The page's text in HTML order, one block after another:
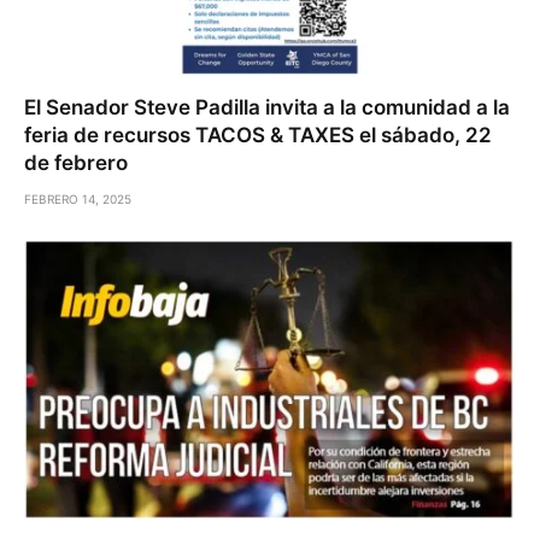
El Senador Steve Padilla invita a la comunidad a la
feria de recursos TACOS & TAXES el sábado, 22
de febrero
FEBRERO 14, 2025